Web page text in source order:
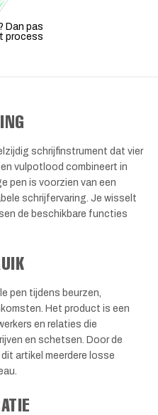
Dan pas
process
schrijfinstrument dat vier
vulpotlood combineert in
pen is voorzien van een
schrijfervaring. Je wisselt
de beschikbare functies
pen tijdens beurzen,
Het product is een
en relaties die
en schetsen. Door de
artikel meerdere losse